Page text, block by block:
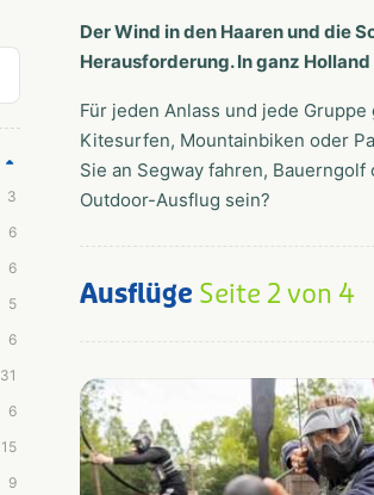
3
6
6
5
6
31
6
15
9
Der Wind in den Haaren und die
Herausforderung. In ganz
Für jeden Anlass und jede
Kitesurfen, Mountainbiken oder
Sie an Segway fahren,
Outdoor-Ausflug sein?
Ausflüge Seite 2 von 4